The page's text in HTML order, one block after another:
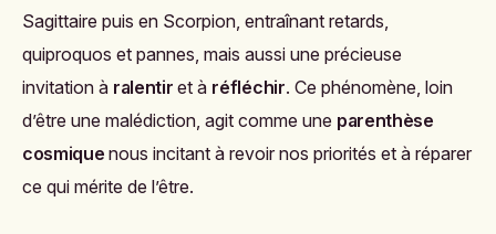
Sagittaire puis en Scorpion, entraînant retards,
quiproquos et pannes, mais aussi une précieuse
invitation à ralentir et à réfléchir. Ce phénomène, loin
d’être une malédiction, agit comme une parenthèse
cosmique nous incitant à revoir nos priorités et à réparer
ce qui mérite de l’être.